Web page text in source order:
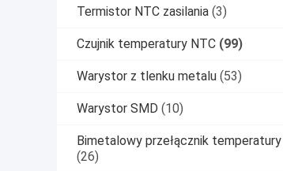
Termistor NTC zasilania (3)
Czujnik temperatury NTC (99)
Warystor z tlenku metalu (53)
Warystor SMD (10)
Bimetalowy przełącznik temperatury
(26)